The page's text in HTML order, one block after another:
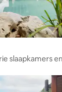
slaapkamers